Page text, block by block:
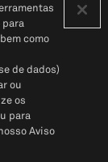
(em inglês)
Global
como
de dados)
ou
os
para
Aviso